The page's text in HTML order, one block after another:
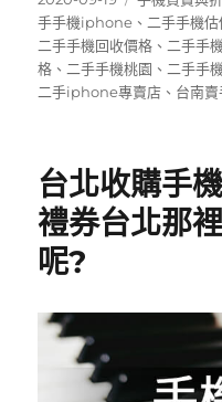
e
b
o
k
te
r
l
佈
日
期:
類
手手機iphone 、 二手手機估
二手手機回收價格 、 二手手
格 、 二手手機桃園 、 二手手
二手iphone專賣店 、 台南賣
台北收購手
禮券台北那
呢?